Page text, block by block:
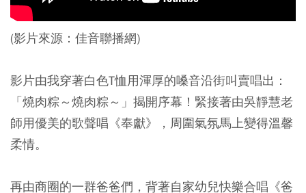
(影片來源：佳音聯播網)
影片由我穿著白色T恤用渾厚的嗓音沿街叫賣唱出：
「燒肉粽～燒肉粽～」揭開序幕！緊接著由吳靜慧老
師用優美的歌聲唱《奉獻》，周圍氣氛馬上變得溫馨
柔情。
再由商圈的一群爸爸們，背著自家幼兒快樂合唱《爸